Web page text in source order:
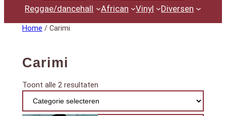
Reggae/dancehall
African Vinyl Diversen
Home / Carimi
Carimi
Toont alle 2 resultatenGesorteerd
nieuwste